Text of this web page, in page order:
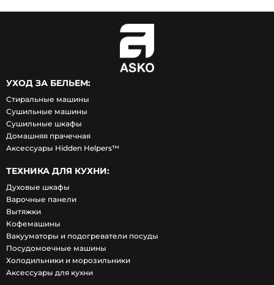
УХОД ЗА БЕЛЬЕМ:
Стиральные машины
Сушильные машины
Сушильные шкафы
Домашняя прачечная
Аксессуары Hidden Helpers™
ТЕХНИКА ДЛЯ КУХНИ:
Духовые шкафы
Варочные панели
Вытяжки
Кофемашины
Вакууматоры и подогреватели посуды
Посудомоечные машины
Холодильники и морозильники
Аксессуары для кухни